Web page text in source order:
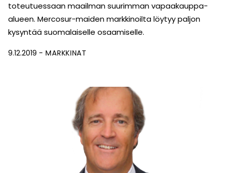
toteutuessaan maailman suurimman vapaakauppa-
alueen. Mercosur-maiden markkinoilta löytyy paljon
kysyntää suomalaiselle osaamiselle.
9.12.2019 MARKKINAT